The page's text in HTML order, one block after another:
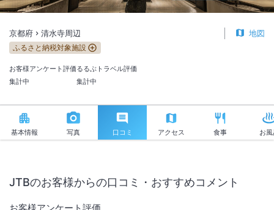
京都府 清水寺周辺 地図
ふるさと納税対象施設
お客様アンケート評価
集計中
るるぶトラベル評価
集計中
基本情報 写真 口コミ アクセス 食事 お
JTBのお客様からの口コミ・おすすめコメント